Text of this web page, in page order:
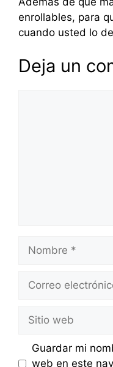
enrollables, para
cuando usted lo
Deja un
Nombre
Correo
Sitio
web
Guardar mi
web en este